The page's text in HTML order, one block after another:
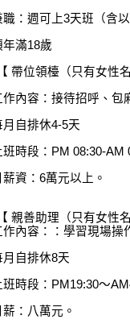
職：週可上3天班（含
年滿18歲
帶位領檯（只有女性
作內容：接待招呼、包
月自排休4-5天
班時段：PM 08:30-AM
薪資：6萬元以上。
親善助理（只有女性
作內容：：學習現場操
月自排休8天
班時段：PM19:30～
薪：八萬元。